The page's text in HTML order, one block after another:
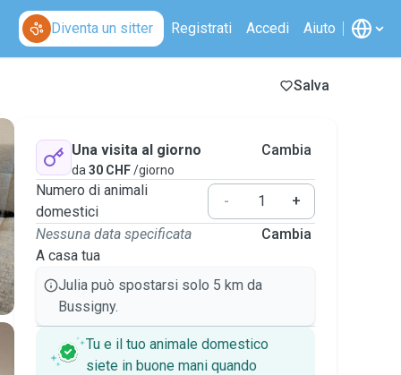
Diventa un sitter Registrati Accedi Aiuto
Salva
Una visita al giorno
da 30 CHF/giorno
Cambia
Numero di animali
domestici
-
+
Nessuna data specificata
A casa tua
Cambia
Julia può spostarsi solo 5 km da
Bussigny.
Tu e il tuo animale domestico
siete in buone mani quando